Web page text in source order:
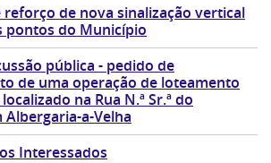
reforço de nova sinalização vertical
pontos do Município
pública - pedido de
de uma operação de loteamento
na Rua N.ª Sr.ª do
Albergaria-a-Velha
Interessados